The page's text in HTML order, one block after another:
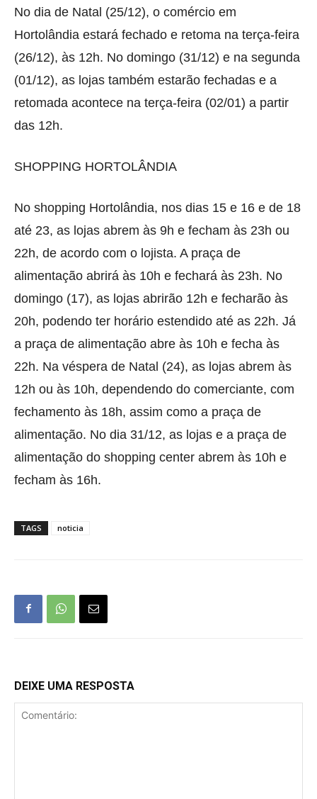
No dia de Natal (25/12), o comércio em
Hortolândia estará fechado e retoma na terça-feira
(26/12), às 12h. No domingo (31/12) e na segunda
(01/12), as lojas também estarão fechadas e a
retomada acontece na terça-feira (02/01) a partir
das 12h.
SHOPPING HORTOLÂNDIA
No shopping Hortolândia, nos dias 15 e 16 e de 18
até 23, as lojas abrem às 9h e fecham às 23h ou
22h, de acordo com o lojista. A praça de
alimentação abrirá às 10h e fechará às 23h. No
domingo (17), as lojas abrirão 12h e fecharão às
20h, podendo ter horário estendido até as 22h. Já
a praça de alimentação abre às 10h e fecha às
22h. Na véspera de Natal (24), as lojas abrem às
12h ou às 10h, dependendo do comerciante, com
fechamento às 18h, assim como a praça de
alimentação. No dia 31/12, as lojas e a praça de
alimentação do shopping center abrem às 10h e
fecham às 16h.
TAGS noticia
DEIXE UMA RESPOSTA